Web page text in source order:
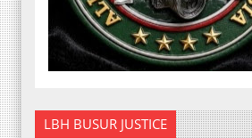
LBH BUSUR JUSTICE